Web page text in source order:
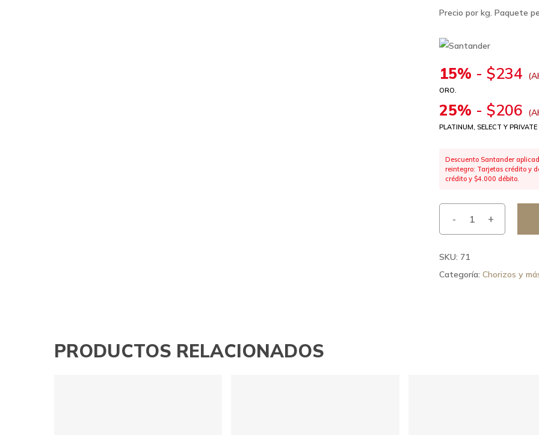
Precio por kg. Paquete
15% -$234
ORO.
25% -$206
PLATINUM, SELECT Y
Descuento Santander
reintegro: Tarjetas crédito y
crédito y $4.000 débito.
SKU: 71
Categoría:Chorizos y
PRODUCTOS RELACIONADOS